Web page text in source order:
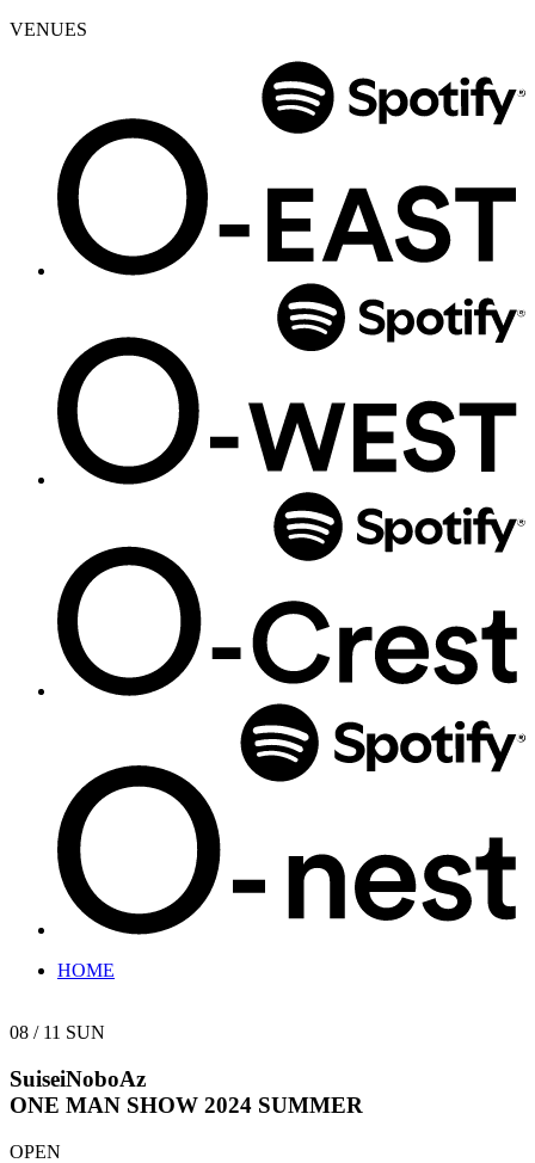
VENUES
HOME
08 / 11 SUN
SuiseiNoboAz
ONE MAN SHOW 2024 SUMMER
OPEN